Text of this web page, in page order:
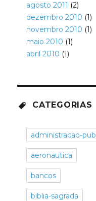
agosto 2011 (2)
dezembro 2010 (1)
novembro 2010 (1)
maio 2010 (1)
abril 2010 (1)
CATEGORIAS
administracao-
aeronautica
bancos
biblia-sagrada